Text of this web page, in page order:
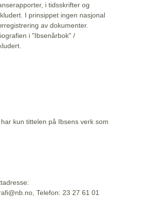
i tidsskrifter og
I prinsippet ingen nasjonal
av dokumenter.
i "Ibsenårbok" /
kun tittelen på Ibsens verk som
Telefon: 23 27 61 01